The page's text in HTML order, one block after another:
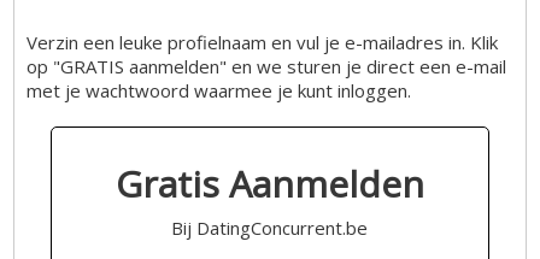
Verzin een leuke profielnaam en vul je e-mailadres in. Klik
op "GRATIS aanmelden" en we sturen je direct een e-mail
met je wachtwoord waarmee je kunt inloggen.
Gratis Aanmelden
Bij DatingConcurrent.be